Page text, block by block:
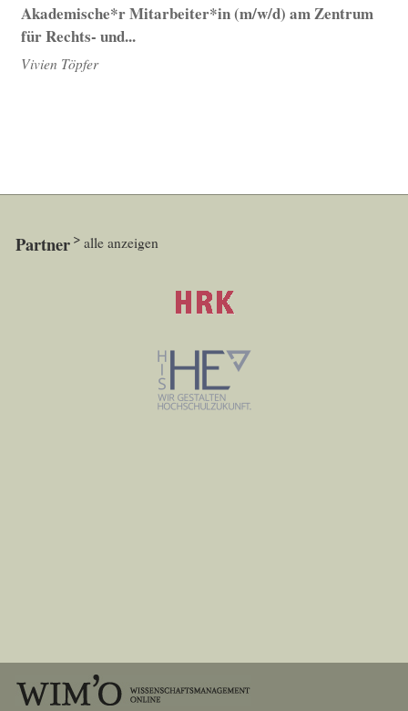
Akademische*r Mitarbeiter*in (m/w/d) am Zentrum
für Rechts- und...
Vivien Töpfer
Partner alle anzeigen